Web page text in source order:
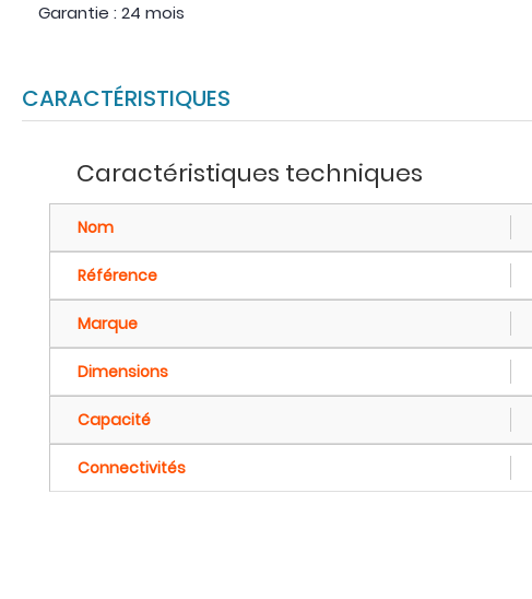
Garantie : 24 mois
CARACTÉRISTIQUES
Caractéristiques techniques
Nom
Référence
Marque
Dimensions
Capacité
Connectivités